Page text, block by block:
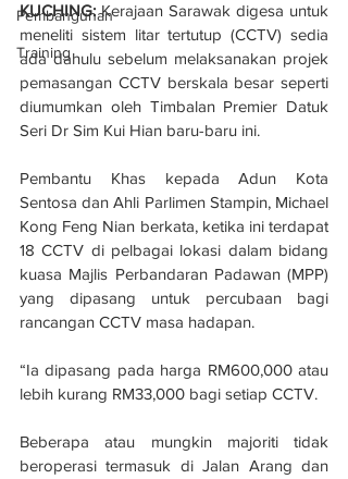
Pembangunan
Training
KUCHING: Kerajaan Sarawak digesa untuk
meneliti sistem litar tertutup (CCTV) sedia
ada dahulu sebelum melaksanakan projek
pemasangan CCTV berskala besar seperti
diumumkan oleh Timbalan Premier Datuk
Seri Dr Sim Kui Hian baru-baru ini.
Pembantu Khas kepada Adun Kota
Sentosa dan Ahli Parlimen Stampin, Michael
Kong Feng Nian berkata, ketika ini terdapat
18 CCTV di pelbagai lokasi dalam bidang
kuasa Majlis Perbandaran Padawan (MPP)
yang dipasang untuk percubaan bagi
rancangan CCTV masa hadapan.
“Ia dipasang pada harga RM600,000 atau
lebih kurang RM33,000 bagi setiap CCTV.
Beberapa atau mungkin majoriti tidak
beroperasi termasuk di Jalan Arang dan